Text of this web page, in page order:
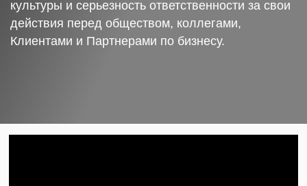
культуры и серьезность ответственности за свои
действия перед обществом, коллегами,
Клиентами и Партнерами по бизнесу.